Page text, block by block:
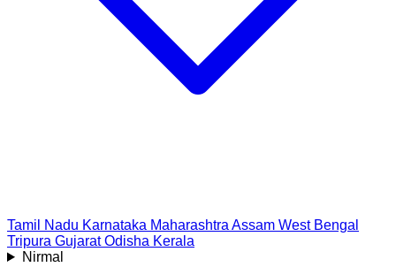
Tamil Nadu Karnataka Maharashtra Assam West Bengal
Tripura Gujarat Odisha Kerala
Nirmal